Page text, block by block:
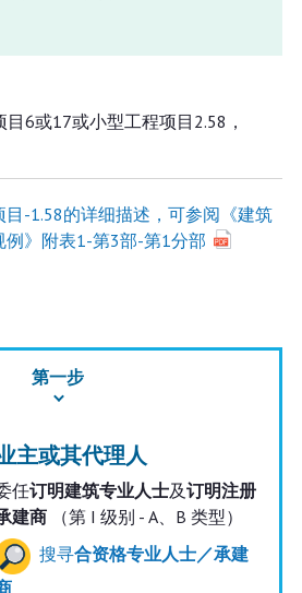
6或17或小型工程项目2.58，
目-1.58的详细描述，可参阅《建筑
例》附表1-第3部-第1分部
第一步
主或其代理人
任订明建筑专业人士及订明注册
建商（第 I 级别 - A、B 类型）
搜寻合资格专业人士／承建